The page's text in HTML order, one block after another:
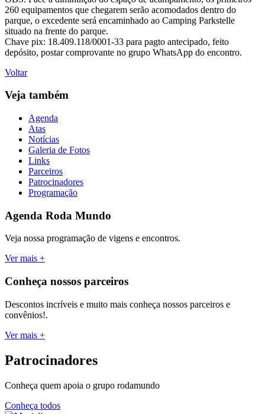
260 equipamentos que chegarem serão acomodados dentro do
parque, o excedente será encaminhado ao Camping Parkstelle
situado na frente do parque.
Chave pix: 18.409.118/0001-33 para pagto antecipado, feito
depósito, postar comprovante no grupo WhatsApp do encontro.
Voltar
Veja também
Agenda
Atas
Notícias
Galeria de Fotos
Links
Parceiros
Patrocinadores
Programação
Agenda Roda Mundo
Veja nossa programação de vigens e encontros.
Ver mais +
Conheça nossos parceiros
Descontos incríveis e muito mais conheça nossos parceiros e
convênios!.
Ver mais +
Patrocinadores
Conheça quem apoia o grupo rodamundo
Conheça todos